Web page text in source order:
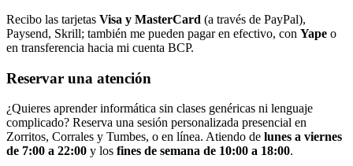
Recibo las tarjetas Visa y MasterCard (a través de PayPal),
Paysend, Skrill; también me pueden pagar en efectivo, con Yape o
en transferencia hacia mi cuenta BCP.
Reservar una atención
¿Quieres aprender informática sin clases genéricas ni lenguaje
complicado? Reserva una sesión personalizada presencial en
Zorritos, Corrales y Tumbes, o en línea. Atiendo de lunes a viernes
de 7:00 a 22:00 y los fines de semana de 10:00 a 18:00.